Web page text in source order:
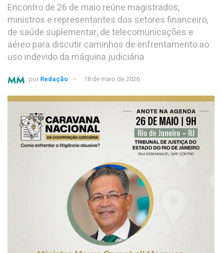
Encontro de 26 de maio reúne magistrados,
ministros e representantes dos setores financeiro,
de saúde suplementar, de telecomunicações e
aéreo para discutir caminhos de enfrentamento ao
uso indevido da máquina judiciária
por Redação 18 de maio de 2026